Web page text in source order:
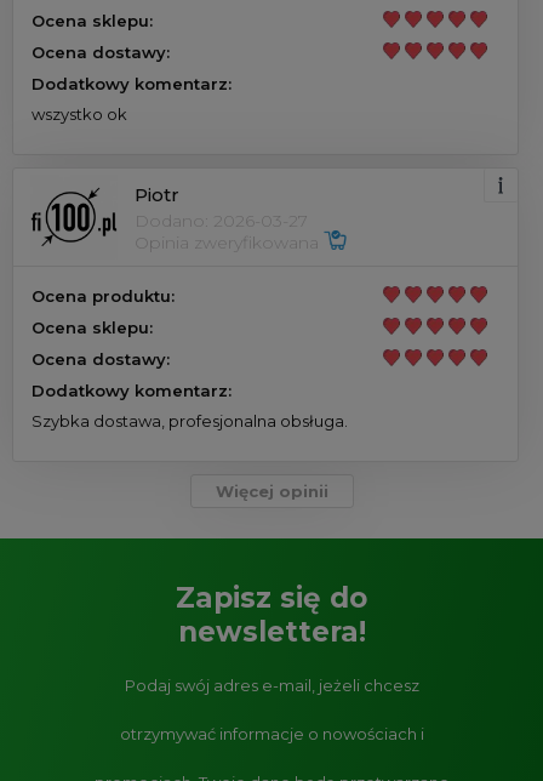
Ocena sklepu:
Ocena dostawy:
Dodatkowy komentarz:
wszystko ok
Piotr
Dodano: 2026-03-27
Opinia zweryfikowana
Ocena produktu:
Ocena sklepu:
Ocena dostawy:
Dodatkowy komentarz:
Szybka dostawa, profesjonalna obsługa.
Więcej opinii
Zapisz się do
newslettera!
Podaj swój adres e-mail, jeżeli chcesz
otrzymywać informacje o nowościach i